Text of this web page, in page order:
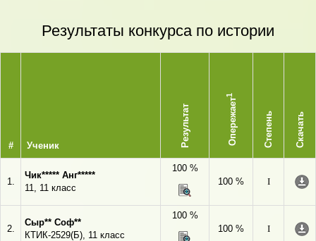
Результаты конкурса по истории
# Ученик Результат Опережает
1
Степень Скачать
1.
Чик***** Анг*****
11, 11 класс
100 %
100 %
I
2.
Сыр** Соф**
КТИК-2529(Б), 11 класс
100 %
100 %
I